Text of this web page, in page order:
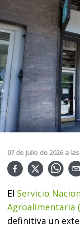
07 de Julio de 2026 a las
El Servicio
Agroalimentaria
definitiva un